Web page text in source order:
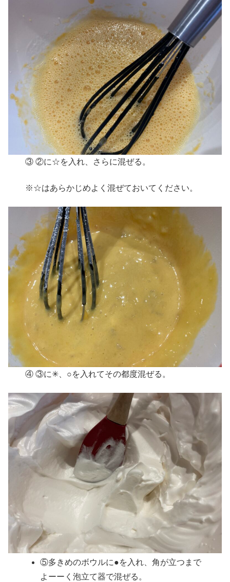
③ ②に☆を入れ、さらに混ぜる。
※☆はあらかじめよく混ぜておいてください。
④ ③に✳︎、○を入れてその都度混ぜる。
⑤多きめのボウルに●を入れ、角が立つまで
よーーく泡立て器で混ぜる。